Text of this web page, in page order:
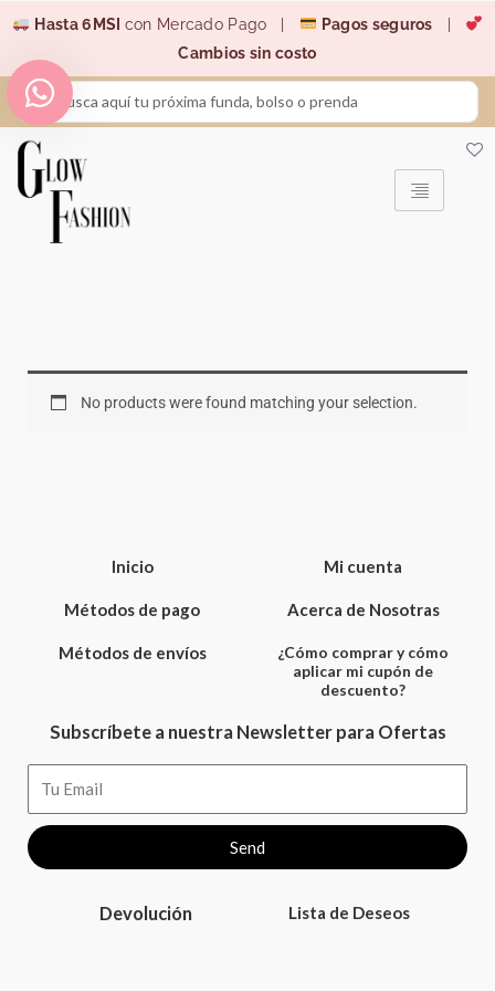
contenido
Hasta 6MSI con Mercado Pago | Pagos seguros
Cambios sin costo
Search
...
No products were found matching your selection.
Inicio
Métodos de pago
Métodos de envíos
Mi cuenta
Acerca de Nosotras
¿Cómo comprar y cómo
aplicar mi cupón de
descuento?
Subscríbete a nuestra Newsletter para Ofertas
Send
Devolución Lista de Deseos